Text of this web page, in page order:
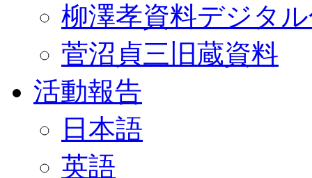
柳澤孝資料デジタ
菅沼貞三旧蔵資料
活動報告
日本語
英語